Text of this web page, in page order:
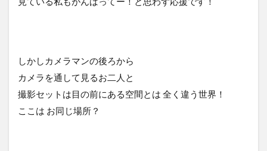
しかしカメラマンの後ろから
カメラを通して見るお二人と
撮影セットは目の前にある空間とは 全く違う世界！
ここは お同じ場所？